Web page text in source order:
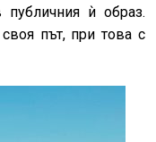
ѝ образ.
път, при това с